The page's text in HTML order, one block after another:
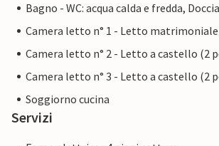
Bagno - WC: acqua calda e fredda, Doccia
Camera letto n° 1 - Letto matrimoniale
Camera letto n° 2 - Letto a castello (2
Camera letto n° 3 - Letto a castello (2
Soggiorno cucina
Servizi